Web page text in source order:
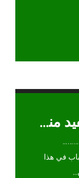
ما الدرس الذى يستفيد منه الشباب فى هذا الزمان من الهجرة؟
في هذا